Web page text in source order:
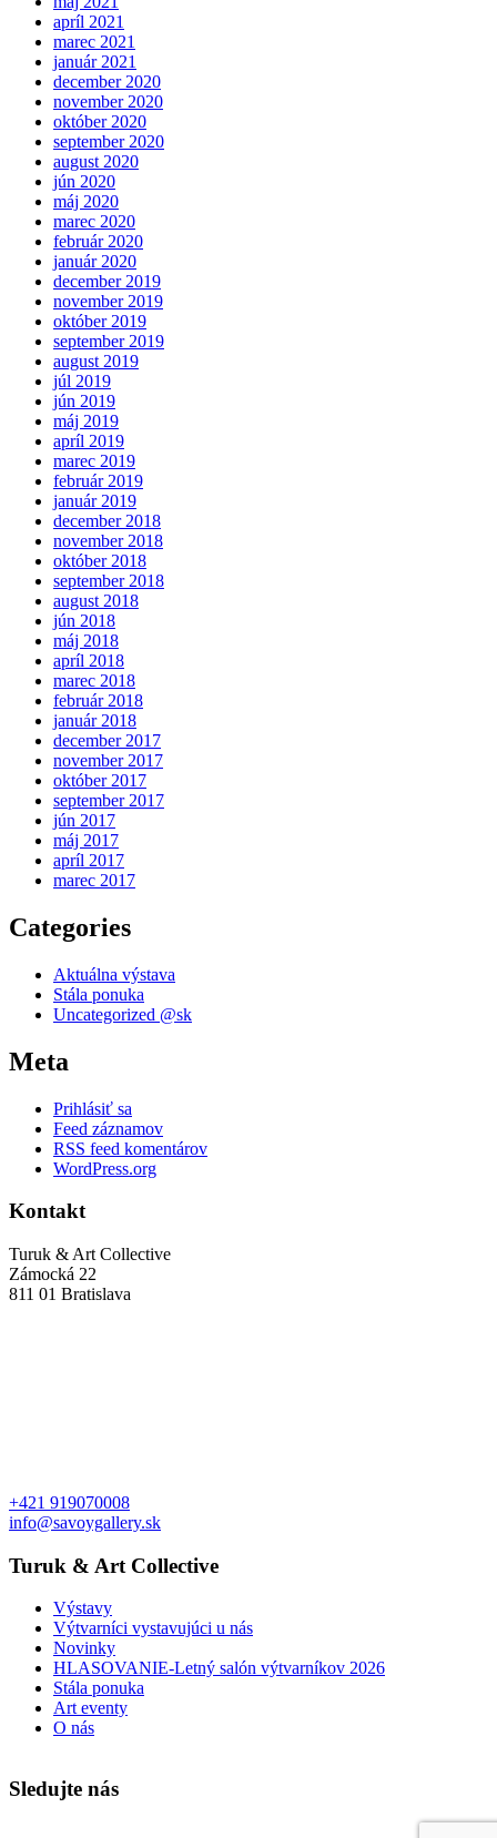
apríl 2021
marec 2021
január 2021
december 2020
november 2020
október 2020
september 2020
august 2020
jún 2020
máj 2020
marec 2020
február 2020
január 2020
december 2019
november 2019
október 2019
september 2019
august 2019
júl 2019
jún 2019
máj 2019
apríl 2019
marec 2019
február 2019
január 2019
december 2018
november 2018
október 2018
september 2018
august 2018
jún 2018
máj 2018
apríl 2018
marec 2018
február 2018
január 2018
december 2017
november 2017
október 2017
september 2017
jún 2017
máj 2017
apríl 2017
marec 2017
Categories
Aktuálna výstava
Stála ponuka
Uncategorized @sk
Meta
Prihlásiť sa
Feed záznamov
RSS feed komentárov
WordPress.org
Kontakt
Turuk & Art Collective
Zámocká 22
811 01 Bratislava
+421 919070008
info@savoygallery.sk
Turuk & Art Collective
Výstavy
Výtvarníci vystavujúci u nás
Novinky
HLASOVANIE-Letný salón výtvarníkov 2026
Stála ponuka
Art eventy
O nás
Sledujte nás